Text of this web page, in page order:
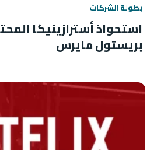
بطولة الشركات
استحواذ أسترازينيكا
بريستول مايرس